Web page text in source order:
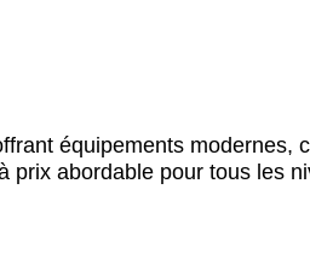
équipements modernes,
prix abordable pour tous les